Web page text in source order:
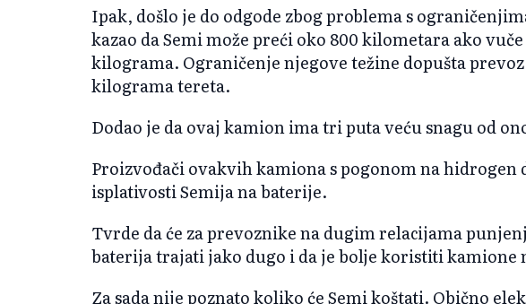
Ipak, došlo je do odgode zbog problema s
kazao da Semi može preći oko 800 kilometara ako vuče
kilograma. Ograničenje njegove težine dopušta prevoz
kilograma tereta.
Dodao je da ovaj kamion ima tri puta veću snagu od
Proizvođači ovakvih kamiona s pogonom na hidrogen
isplativosti Semija na baterije.
Tvrde da će za prevoznike na dugim relacijama
baterija trajati jako dugo i da je bolje koristiti kamione
Za sada nije poznato koliko će Semi koštati. Obično